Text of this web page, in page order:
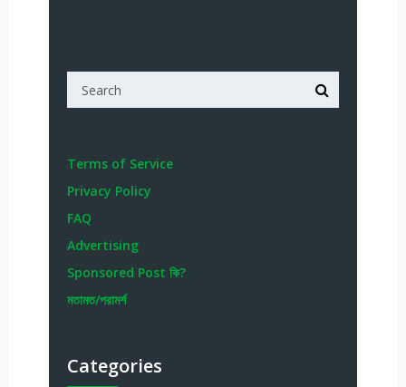
Terms of Service
Privacy Policy
FAQ
Advertising
Sponsored Post কি?
মতামত/পরামর্শ
Categories